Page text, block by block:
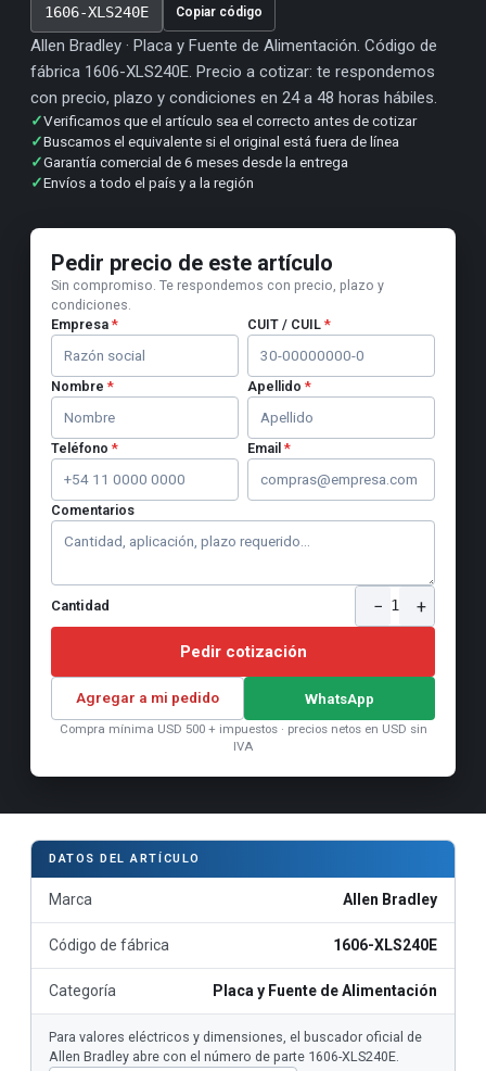
1606-XLS240E Copiar código
Allen Bradley · Placa y Fuente de Alimentación. Código de
fábrica 1606-XLS240E. Precio a cotizar: te respondemos
con precio, plazo y condiciones en 24 a 48 horas hábiles.
✓Verificamos que el artículo sea el correcto antes de cotizar
✓Buscamos el equivalente si el original está fuera de línea
✓Garantía comercial de 6 meses desde la entrega
✓Envíos a todo el país y a la región
Pedir precio de este artículo
Sin compromiso. Te respondemos con precio, plazo y
condiciones.
Empresa * CUIT / CUIL *
Nombre * Apellido *
Teléfono * Email *
Comentarios
Cantidad − 1 +
Pedir cotización
Agregar a mi pedido WhatsApp
Compra mínima USD 500 + impuestos · precios netos en USD sin
IVA
DATOS DEL ARTÍCULO
Marca Allen Bradley
Código de fábrica 1606-XLS240E
Categoría Placa y Fuente de Alimentación
Para valores eléctricos y dimensiones, el buscador oficial de
Allen Bradley abre con el número de parte 1606-XLS240E.